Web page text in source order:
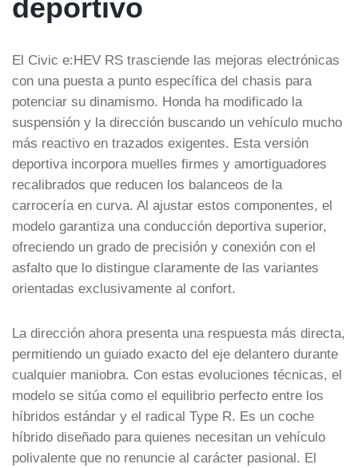
deportivo
El Civic e:HEV RS trasciende las mejoras electrónicas
con una puesta a punto específica del chasis para
potenciar su dinamismo. Honda ha modificado la
suspensión y la dirección buscando un vehículo mucho
más reactivo en trazados exigentes. Esta versión
deportiva incorpora muelles firmes y amortiguadores
recalibrados que reducen los balanceos de la
carrocería en curva. Al ajustar estos componentes, el
modelo garantiza una conducción deportiva superior,
ofreciendo un grado de precisión y conexión con el
asfalto que lo distingue claramente de las variantes
orientadas exclusivamente al confort.
La dirección ahora presenta una respuesta más directa,
permitiendo un guiado exacto del eje delantero durante
cualquier maniobra. Con estas evoluciones técnicas, el
modelo se sitúa como el equilibrio perfecto entre los
híbridos estándar y el radical Type R. Es un coche
híbrido diseñado para quienes necesitan un vehículo
polivalente que no renuncie al carácter pasional. El